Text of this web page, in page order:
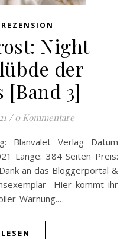
REZENSION
Night
der
3]
/ 0 Kommentare
Länge: 384 Seiten Preis:
an das Bloggerportal &
Hier kommt ihr
Warnung.…